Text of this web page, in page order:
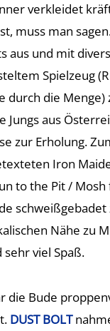
verkleidet
muss man
aus und mit
Spielzeug
durch die Menge)
Jungs aus
zur Erholung.
Iron
to the Pit /
schweißgebadet
Nähe zu
viel Spaß.
die Bude
DUST BOLT